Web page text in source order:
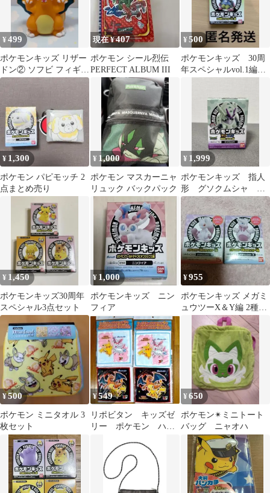
¥499
ポケモンキッズ リザー
ドン② ソフビ フィギュ
ア 指人形
現在 ¥407
ポケモン シール烈伝
PERFECT ALBUM III
¥500
ポケモンキッズ 30周
年スペシャルvol.1編
¥ 1,300
ポケモン パピモッチ 2
点まとめ売り
¥ 1,000
ポケモン マスカーニャ
リュック バックパック
¥ 1,999
ポケモンキッズ 指人
形 グソクムシャ 新
品 ポケモン
¥ 1,450
ポケモンキッズ30周年
スペシャル3点セット
¥ 1,000
ポケモンキッズ ニン
フィア
¥955
ポケモンキッズ メガミ
ュウツーX＆Y編 2種セ
¥500
ポケモン ミニタオル 3
枚セット
¥549
リポビタン キッズゼ
リー ポケモン ハン
計4枚セット
¥650
ポケモン✴︎ミニトート
バッグ ニャオハ